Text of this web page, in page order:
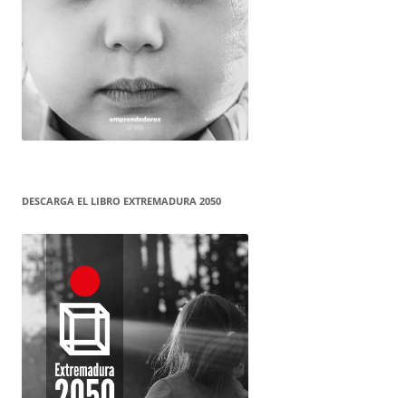
DESCARGA EL LIBRO EXTREMADURA 2050